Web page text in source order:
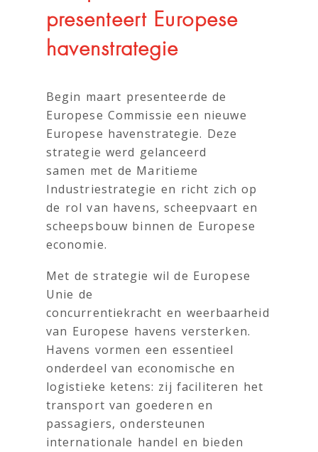
presenteert Europese
havenstrategie
Begin maart presenteerde de
Europese Commissie een nieuwe
Europese havenstrategie. Deze
strategie werd gelanceerd
samen met de Maritieme
Industriestrategie en richt zich op
de rol van havens, scheepvaart en
scheepsbouw binnen de Europese
economie.
Met de strategie wil de Europese
Unie de
concurrentiekracht en weerbaarheid
van Europese havens versterken.
Havens vormen een essentieel
onderdeel van economische en
logistieke ketens: zij faciliteren het
transport van goederen en
passagiers, ondersteunen
internationale handel en bieden